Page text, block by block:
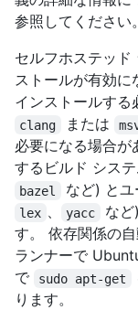
参照してください。
セルフホステッド
ストールが有効に
インストールする
clang または
必要になる場合
するビルド シス
bazel など) と
lex 、 yacc
な
す。 依存関係の
ランナーで
で
sudo apt-get
ります。